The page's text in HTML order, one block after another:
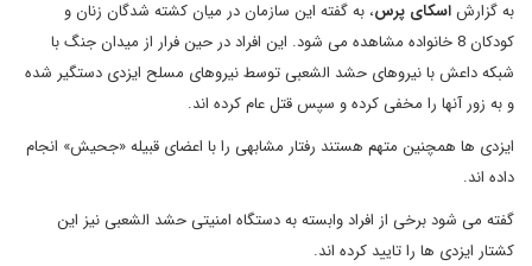
به گزارشاسکای پرس، به گفته این سازمان در میان کشته شدگان زنان و
کودکان 8 خانواده مشاهده می شود. این افراد در حین فرار از میدان جنگ با
شبکه داعش با نیروهای حشد الشعبی توسط نیروهای مسلح ایزدی دستگیر شده
و به زور آنها را مخفی کرده و سپس قتل عام کرده اند.
ایزدی ها همچنین متهم هستند رفتار مشابهی را با اعضای قبیله «جحیش» انجام
داده اند.
گفته می شود برخی از افراد وابسته به دستگاه امنیتی حشد الشعبی نیز این
کشتار ایزدی ها را تایید کرده اند.